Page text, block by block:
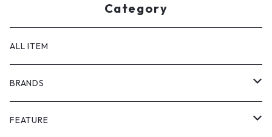
Category
ALL ITEM
BRANDS
GHOST ALMOSTBLACK
FEATURE